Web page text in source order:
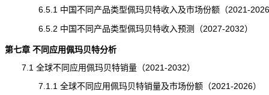
6.5.1 中国不同产品类型佩玛贝特收入及市场份额（2021-
6.5.2 中国不同产品类型佩玛贝特收入预测（2027-2032）
第七章 不同应用佩玛贝特分析
7.1 全球不同应用佩玛贝特销量（2021-2032）
7.1.1 全球不同应用佩玛贝特销量及市场份额（2021-2026）